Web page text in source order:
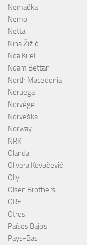
Nemačka
Nemo
Netta
Nina Žižić
Noa Kirel
Noam Bettan
North Macedonia
Noruega
Norvège
Norveška
Norway
NRK
Olanda
Olivera Kovačević
Olly
Olsen Brothers
ORF
Otros
Países Bajos
Pays-Bas